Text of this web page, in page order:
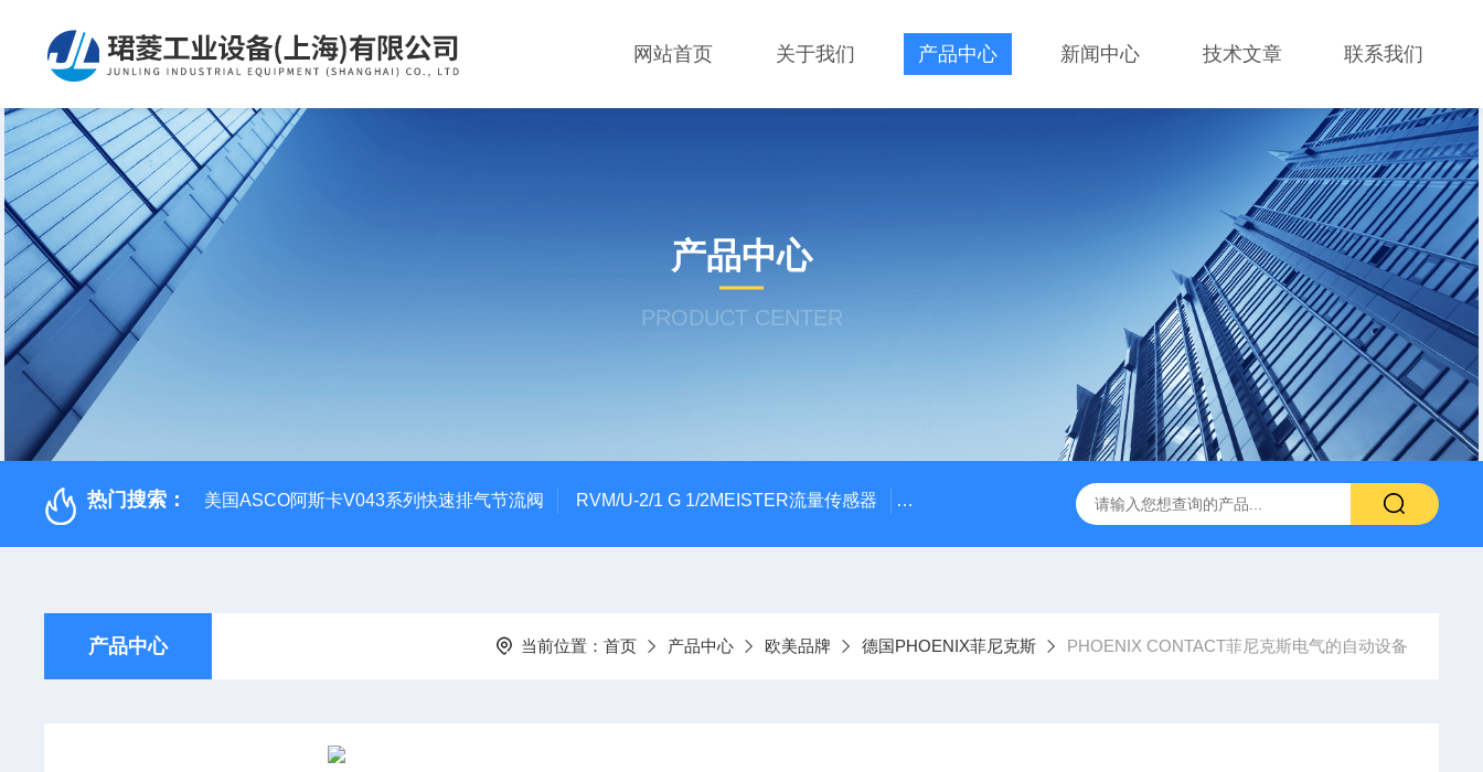
网站首页 关于我们 产品中心 新闻中心 技术文章 联系我们
产品中心
PRODUCT CENTER
热门搜索： 美国ASCO阿斯卡V043系列快速排气节流阀 RVM/U-2/1 G 1/2MEISTER流量传感器 HEIDENHAIN海德汉角度编码器全系列介绍 0631-053BARKSDALE
产品中心 当前位置： 首页 产品中心 欧美品牌 德国PHOENIX菲尼克斯 PHOENIX CONTACT菲尼克斯电气的自动设备